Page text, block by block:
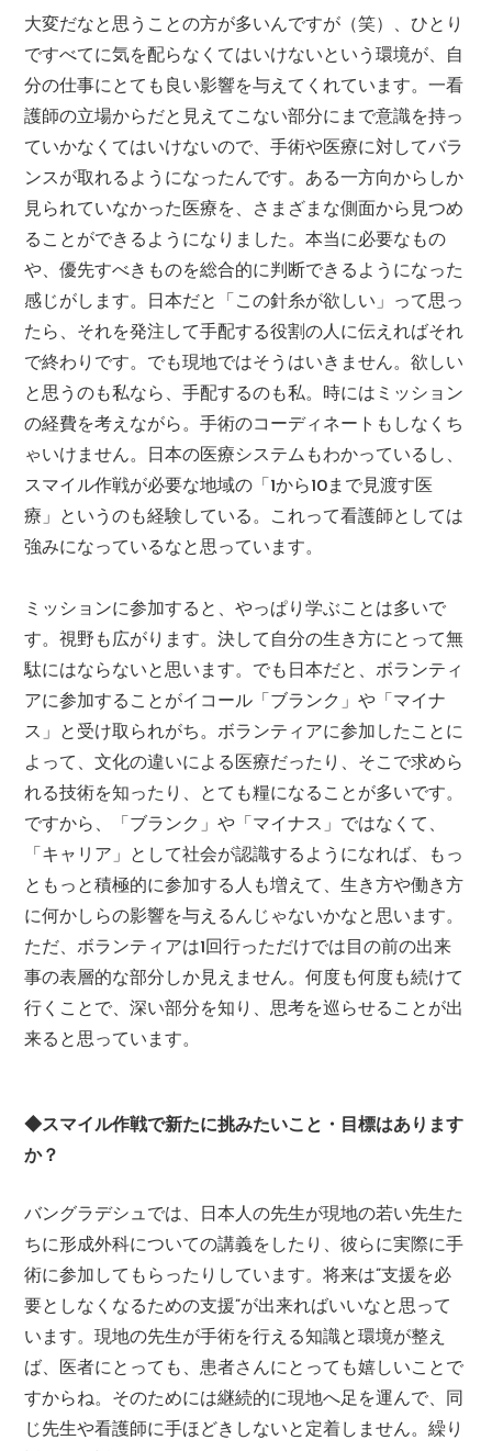
大変だなと思うことの方が多いんですが（笑）、ひとり
ですべてに気を配らなくてはいけないという環境が、自
分の仕事にとても良い影響を与えてくれています。一看
護師の立場からだと見えてこない部分にまで意識を持っ
ていかなくてはいけないので、手術や医療に対してバラ
ンスが取れるようになったんです。ある一方向からしか
見られていなかった医療を、さまざまな側面から見つめ
ることができるようになりました。本当に必要なもの
や、優先すべきものを総合的に判断できるようになった
感じがします。日本だと「この針糸が欲しい」って思っ
たら、それを発注して手配する役割の人に伝えればそれ
で終わりです。でも現地ではそうはいきません。欲しい
と思うのも私なら、手配するのも私。時にはミッション
の経費を考えながら。手術のコーディネートもしなくち
ゃいけません。日本の医療システムもわかっているし、
スマイル作戦が必要な地域の「1から10まで見渡す医
療」というのも経験している。これって看護師としては
強みになっているなと思っています。
ミッションに参加すると、やっぱり学ぶことは多いで
す。視野も広がります。決して自分の生き方にとって無
駄にはならないと思います。でも日本だと、ボランティ
アに参加することがイコール「ブランク」や「マイナ
ス」と受け取られがち。ボランティアに参加したことに
よって、文化の違いによる医療だったり、そこで求めら
れる技術を知ったり、とても糧になることが多いです。
ですから、「ブランク」や「マイナス」ではなくて、
「キャリア」として社会が認識するようになれば、もっ
ともっと積極的に参加する人も増えて、生き方や働き方
に何かしらの影響を与えるんじゃないかなと思います。
ただ、ボランティアは1回行っただけでは目の前の出来
事の表層的な部分しか見えません。何度も何度も続けて
行くことで、深い部分を知り、思考を巡らせることが出
来ると思っています。
◆スマイル作戦で新たに挑みたいこと・目標はあります
か？
バングラデシュでは、日本人の先生が現地の若い先生た
ちに形成外科についての講義をしたり、彼らに実際に手
術に参加してもらったりしています。将来は”支援を必
要としなくなるための支援”が出来ればいいなと思って
います。現地の先生が手術を行える知識と環境が整え
ば、医者にとっても、患者さんにとっても嬉しいことで
すからね。そのためには継続的に現地へ足を運んで、同
じ先生や看護師に手ほどきしないと定着しません。繰り